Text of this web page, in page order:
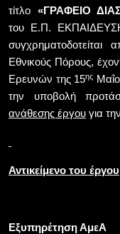
τίτλο «ΓΡΑΦΕΙΟ
του Ε.Π.
Εθνικούς Πόρους,
Ερευνών της 15ης
την υποβολή
ανάθεσης έργου για
Αντικείμενο του έργου
Εξυπηρέτηση ΑμεΑ